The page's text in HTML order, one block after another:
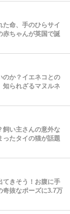
た命、手のひらサイ
赤ちゃんが英国で誕
のか？イエネコとの
知られざるマヌルネ
い主さんの意外な
ったタイの猫が話題
てきそう！お腹に手
奇抜なポーズに3.7万